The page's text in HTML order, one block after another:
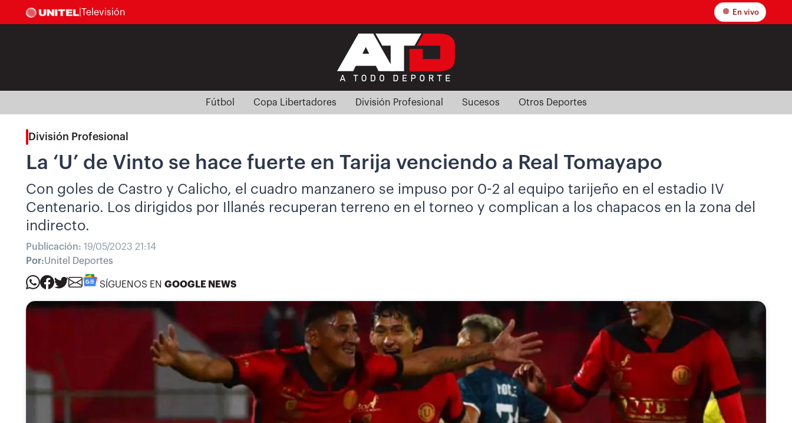
Televisión En vivo
Fútbol Copa Libertadores División Profesional Sucesos Otros Deportes
División Profesional
La ‘U’ de Vinto se hace fuerte en Tarija venciendo a Real Tomayapo
Con goles de Castro y Calicho, el cuadro manzanero se impuso por 0-2 al equipo tarijeño en el estadio IV
Centenario. Los dirigidos por Illanés recuperan terreno en el torneo y complican a los chapacos en la zona del
indirecto.
Publicación: 19/05/2023 21:14
Por:Unitel Deportes
SÍGUENOS EN GOOGLE NEWS